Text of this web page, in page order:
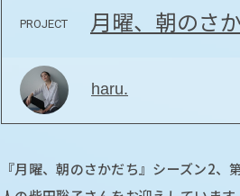
PROJECT 月曜、朝のさ
haru.
『月曜、朝のさかだち』シーズン2